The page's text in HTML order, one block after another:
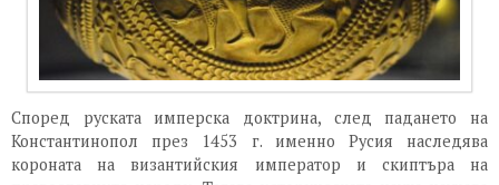
Според руската имперскa доктрина, след падането на
Константинопол през 1453 г. именно Русия наследява
короната на византийския император и скиптъра на